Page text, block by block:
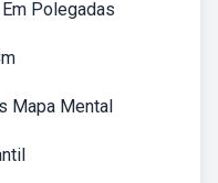
Polegadas
Mapa Mental